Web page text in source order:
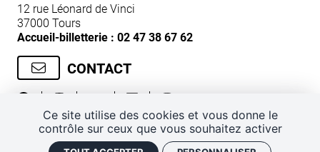
Ce site utilise des cookies et vous donne le
contrôle sur ceux que vous souhaitez activer
12 rue Léonard de Vinci
37000 Tours
Accueil-billetterie : 02 47 38 67 62
CONTACT
CGV Mentions légales
Plan de site
Politique de confidentialité
Gestion des cookies